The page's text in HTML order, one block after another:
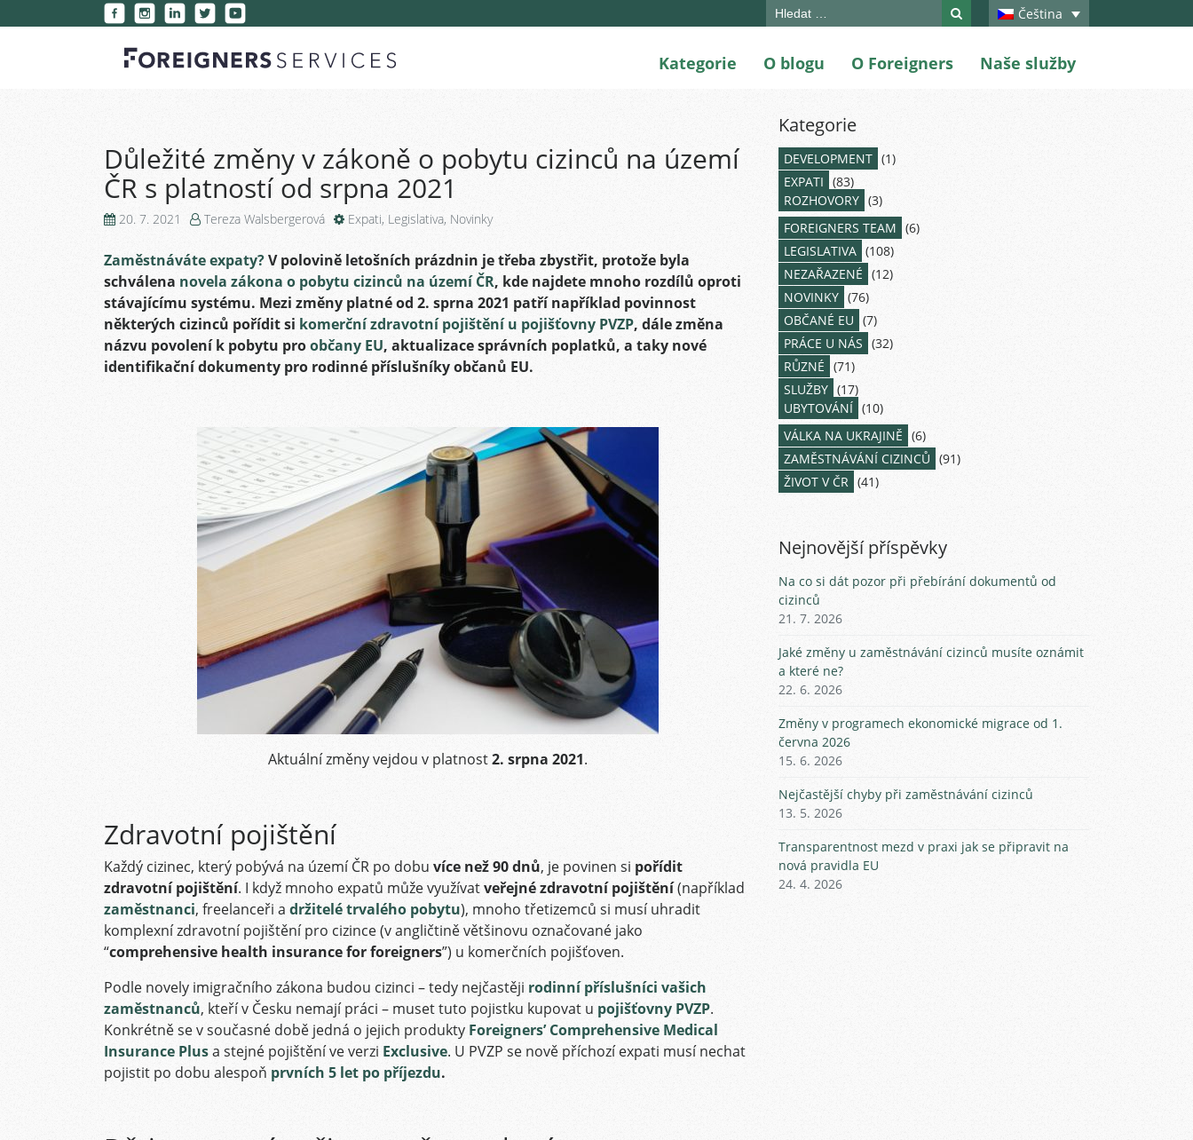
Čeština
Search
Kategorie O blogu O Foreigners Naše služby
Důležité změny v zákoně o pobytu cizinců na území
ČR s platností od srpna 2021
20. 7. 2021 Tereza Walsbergerová Expati, Legislativa, Novinky
Zaměstnáváte expaty?V polovině letošních prázdnin je třeba zbystřit, protože byla
schválena novela zákona o pobytu cizinců na území ČR, kde najdete mnoho rozdílů oproti
stávajícímu systému. Mezi změny platné od 2. sprna 2021 patří například povinnost
některých cizinců pořídit si komerční zdravotní pojištění u pojišťovny PVZP, dále změna
názvu povolení k pobytu proobčany EU, aktualizace správních poplatků, a taky nové
identifikační dokumenty pro rodinné příslušníky občanů EU.
Aktuální změny vejdou v platnost2. srpna 2021.
Zdravotní pojištění
Každý cizinec, který pobývá na území ČR po dobu více než 90 dnů, je povinen si pořídit
zdravotní pojištění. I když mnoho expatů může využívatveřejné zdravotní pojištění(například
zaměstnanci, freelanceři a držitelé trvalého pobytu), mnoho třetizemců si musí uhradit
komplexní zdravotní pojištění pro cizince (v angličtině většinovu označované jako
“comprehensive health insurance for foreigners”) u komerčních pojišťoven.
Podle novely imigračního zákona budou cizinci – tedy nejčastěji rodinní příslušníci vašich
zaměstnanců, kteří v Česku nemají práci – muset tuto pojistku kupovat u pojišťovny PVZP.
Konkrétně se v současné době jedná o jejich produkty Foreigners’ Comprehensive Medical
Insurance Plusa stejné pojištění ve verzi Exclusive. U PVZP se nově příchozí expati musí nechat
pojistit po dobu alespoň prvních 5 let po příjezdu.
Kategorie
DEVELOPMENT (1)
EXPATI (83)
ROZHOVORY (3)
FOREIGNERS TEAM (6)
LEGISLATIVA (108)
NEZAŘAZENÉ (12)
NOVINKY (76)
OBČANÉ EU (7)
PRÁCE U NÁS (32)
RŮZNÉ (71)
SLUŽBY (17)
UBYTOVÁNÍ (10)
VÁLKA NA UKRAJINĚ (6)
ZAMĚSTNÁVÁNÍ CIZINCŮ (91)
ŽIVOT V ČR (41)
Nejnovější příspěvky
Na co si dát pozor při přebírání dokumentů od
cizinců
21. 7. 2026
Jaké změny u zaměstnávání cizinců musíte oznámit
a které ne?
22. 6. 2026
Změny v programech ekonomické migrace od 1.
června 2026
15. 6. 2026
Nejčastější chyby při zaměstnávání cizinců
13. 5. 2026
Transparentnost mezd v praxi jak se připravit na
nová pravidla EU
24. 4. 2026